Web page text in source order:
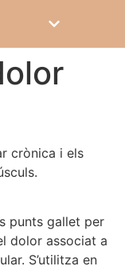
crònica i els
punts gallet per
dolor associat a
S’utilitza en